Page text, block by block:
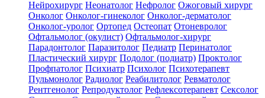
Нейрохирург Неонатолог Нефролог Ожоговый хирург
Онколог Онколог-гинеколог Онколог-дерматолог
Онколог-уролог Ортопед Остеопат Отоневролог
Офтальмолог (окулист) Офтальмолог-хирург
Парадонтолог Паразитолог Педиатр Перинатолог
Пластический хирург Подолог (подиатр) Проктолог
Профпатолог Психиатр Психолог Психотерапевт
Пульмонолог Радиолог Реабилитолог Ревматолог
Рентгенолог Репродуктолог Рефлексотерапевт Сексолог